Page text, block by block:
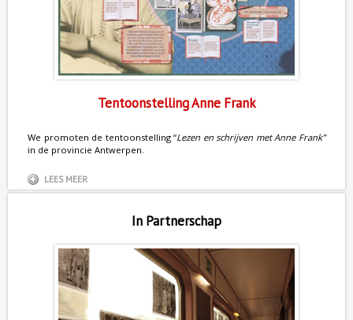
Tentoonstelling Anne Frank
We promoten de tentoonstelling “Lezen en schrijven met Anne Frank”
in de provincie Antwerpen.
LEES MEER
In Partnerschap